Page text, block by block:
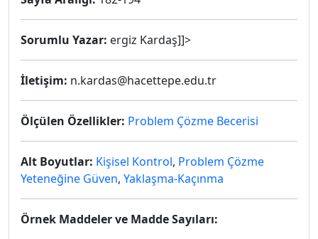
Sorumlu Yazar: ergiz Kardaş]]>
İletişim: n.kardas@hacettepe.edu.tr
Ölçülen Özellikler: Problem Çözme Becerisi
Alt Boyutlar: Kişisel Kontrol, Problem Çözme
Yeteneğine Güven, Yaklaşma-Kaçınma
Örnek Maddeler ve Madde Sayıları: